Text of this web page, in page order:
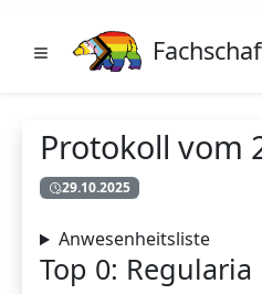
Protokoll vom
29.10.2025
Anwesenheitsliste
Top 0: Regularia